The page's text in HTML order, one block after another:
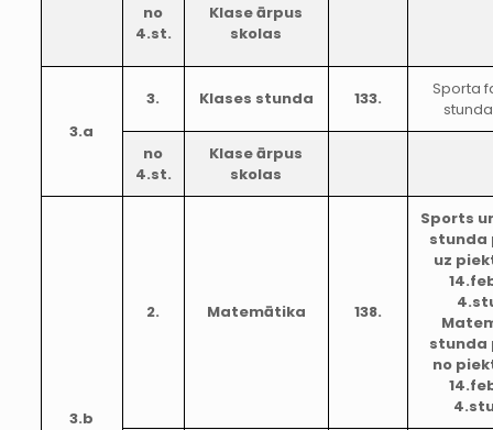
no
4.st.
Klase ārpus
skolas
3.a
3. Klases stunda 133.
Sporta
no
4.st.
Klase ārpus
skolas
3.b
2. Matemātika 138.
Sports
stunda
uz
stunda
no